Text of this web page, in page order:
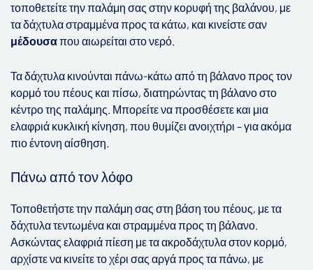
τοποθετείτε την παλάμη σας στην κορυφή της βαλάνου, με
τα δάχτυλα στραμμένα προς τα κάτω, και κινείστε σαν
μέδουσαπου αιωρείται στο νερό.
Τα δάχτυλα κινούνται πάνω-κάτω από τη βάλανο προς τον
κορμό του πέους και πίσω, διατηρώντας τη βάλανο στο
κέντρο της παλάμης. Μπορείτε να προσθέσετε και μια
ελαφριά κυκλική κίνηση, που θυμίζει ανοιχτήρι – για ακόμα
πιο έντονη αίσθηση.
Πάνω από τον λόφο
Τοποθετήστε την παλάμη σας στη βάση του πέους, με τα
δάχτυλα τεντωμένα και στραμμένα προς τη βάλανο.
Ασκώντας ελαφριά πίεση με τα ακροδάχτυλα στον κορμό,
αρχίστε να κινείτε το χέρι σας αργά προς τα πάνω, με